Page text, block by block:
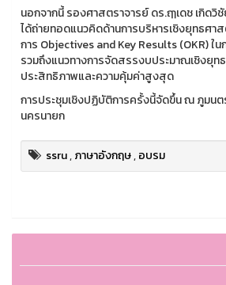
นอกจากนี้ รองศาสตราจารย์ ดร.ฤๅเดช เกิดวิ
ได้ถ่ายทอดแนวคิดด้านการบริหารเชิงยุทธศา
การ Objectives and Key Results (OKR) ใ
รวมถึงแนวทางการจัดสรรงบประมาณเชิงยุท
ประสิทธิภาพและความคุ้มค่าสูงสุด
การประชุมเชิงปฏิบัติการครั้งนี้จัดขึ้น ณ ภูมน
นครนายก
ssru,ภาษาอังกฤษ,อบรม